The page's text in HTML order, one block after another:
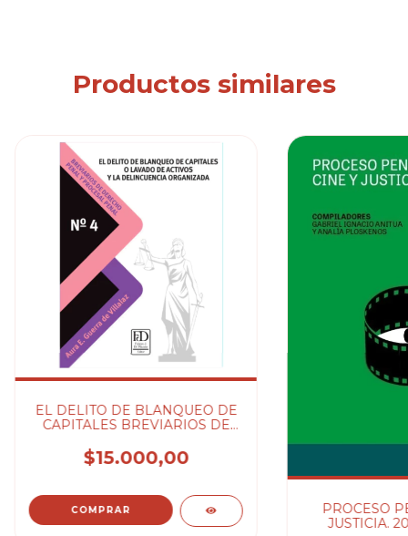
Productos similares
EL DELITO DE BLANQUEO DE
CAPITALES BREVIARIOS DE
PENAL - GUERRA DE VILLALAZ
A.
$15.000,00
PROCESO
JUSTICIA.